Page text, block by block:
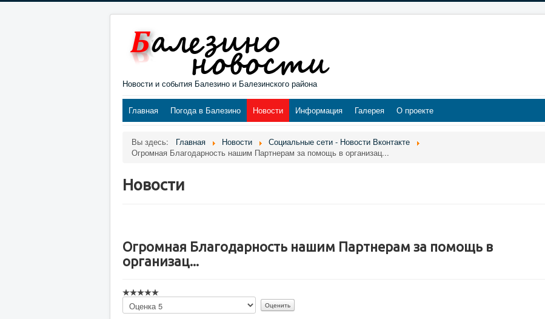
Новости и события Балезино и Балезинского района
Главная Погода в Балезино Новости Информация Галерея О проекте
Вы здесь: Главная Новости
Социальные сети - Новости Вконтакте
Огромная Благодарность нашим Партнерам за помощь в организац...
Новости
Огромная Благодарность нашим Партнерам за помощь в
организац...
Пожалуйста,
оцените